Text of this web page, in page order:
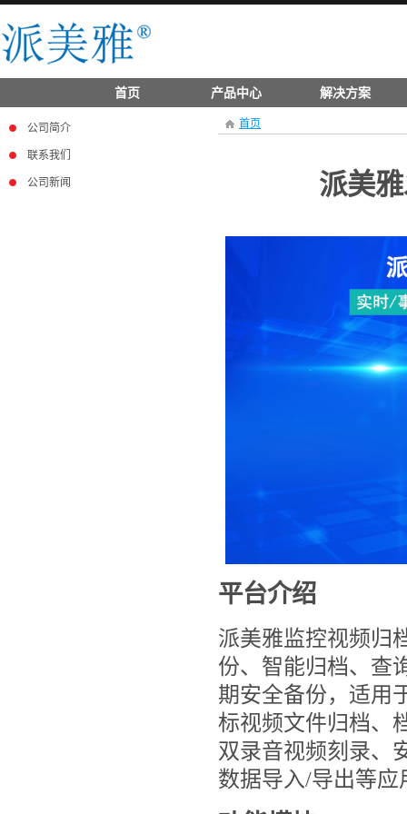
首页 产品中心 解决方案
公司简介
联系我们
公司新闻
首页
派美
平台介绍
派美雅监控视频归
份、智能归档、查
期安全备份，适用
标视频文件归档、
双录音视频刻录、
数据导入/导出等应